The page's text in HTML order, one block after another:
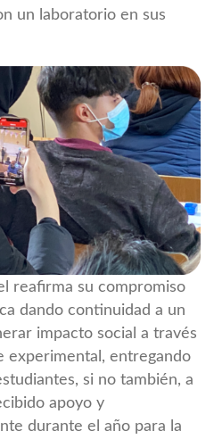
un laboratorio en sus
reafirma su compromiso
dando continuidad a un
impacto social a través
experimental, entregando
si no también, a
apoyo y
durante el año para la